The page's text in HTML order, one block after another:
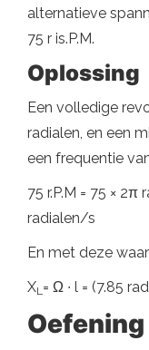
alternatieve
75 r is.P.M.
Oplossing
Een volledige
radialen, en een
een ​​frequentie
75 r.P.M = 75 ×
radialen/s
En met deze
XL = Ω ∙ l = (7.85
Oefening